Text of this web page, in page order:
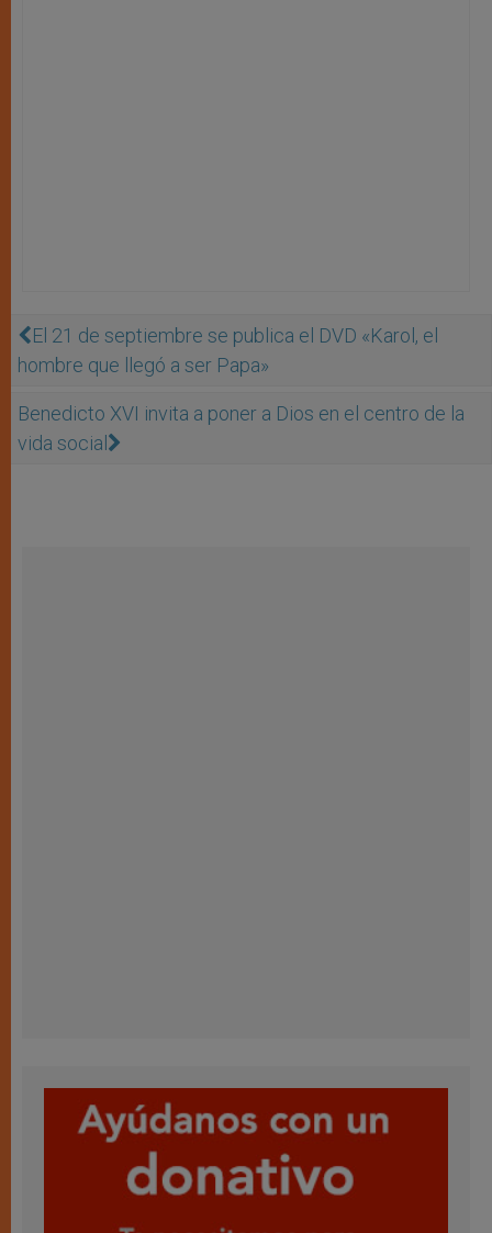
El 21 de septiembre se publica el DVD «Karol, el
hombre que llegó a ser Papa»
Benedicto XVI invita a poner a Dios en el centro de la
vida social